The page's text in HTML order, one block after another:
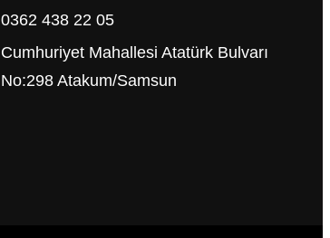
0362 438 22 05
Cumhuriyet Mahallesi Atatürk Bulvarı
No:298 Atakum/Samsun